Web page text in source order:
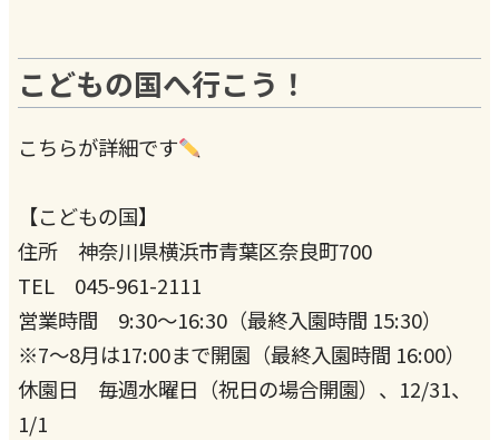
こどもの国へ行こう！
こちらが詳細です
【こどもの国】
住所 神奈川県横浜市青葉区奈良町700
TEL 045-961-2111
営業時間 9:30～16:30（最終入園時間 15:30）
※7～8月は17:00まで開園（最終入園時間 16:00）
休園日 毎週水曜日（祝日の場合開園）、12/31、
1/1